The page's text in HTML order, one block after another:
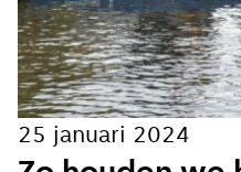
Hoe vaak wil
Bij elk nieuw
25 januari 2024